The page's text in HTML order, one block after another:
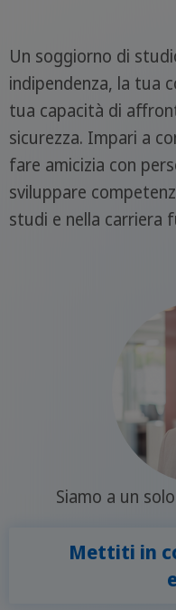
Un soggiorno di
indipendenza, la tua
tua capacità di
sicurezza. Impari a
fare amicizia con
sviluppare
studi e nella carriera
Siamo a un
Mettiti in